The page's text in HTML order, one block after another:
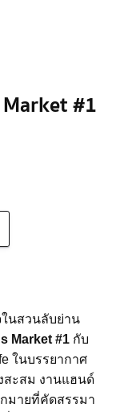
#1
ในสวนลับย่าน
Market #1 กับ
ในบรรยากาศ
สะสม งานแฮนด์
มายที่คัดสรรมา